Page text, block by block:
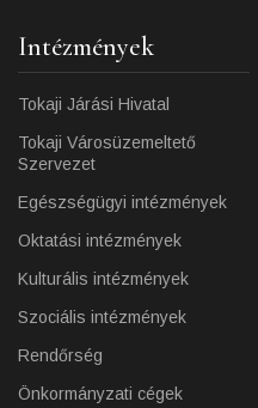
Intézmények
Tokaji Járási Hivatal
Tokaji Városüzemeltető
Szervezet
Egészségügyi intézmények
Oktatási intézmények
Kulturális intézmények
Szociális intézmények
Rendőrség
Önkormányzati cégek